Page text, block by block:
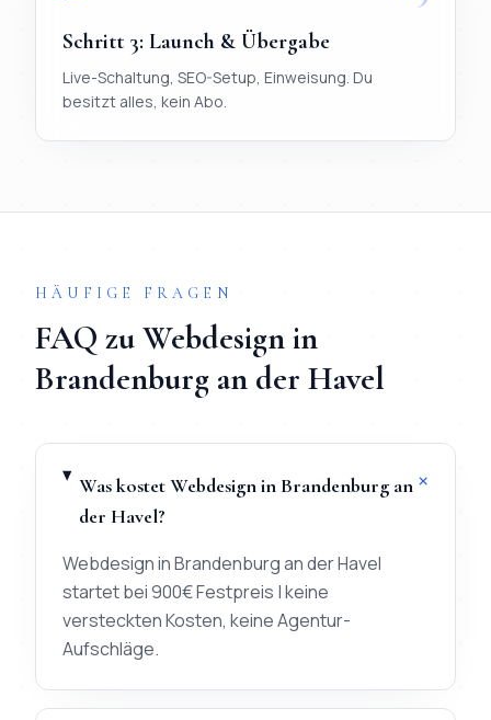
Schritt 3: Launch & Übergabe
Live-Schaltung, SEO-Setup, Einweisung. Du
besitzt alles, kein Abo.
HÄUFIGE FRAGEN
FAQ zuWebdesignin
Brandenburg an der Havel
Was kostet Webdesign in Brandenburg an
der Havel?
+
Webdesign in Brandenburg an der Havel
startet bei 900€ Festpreis | keine
versteckten Kosten, keine Agentur-
Aufschläge.